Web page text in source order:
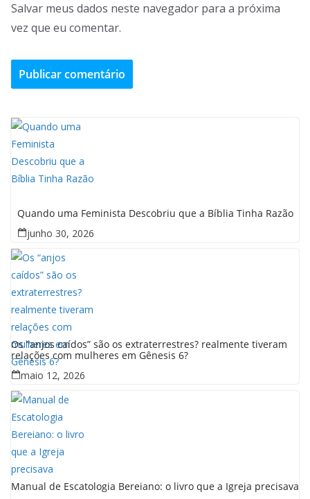
Salvar meus dados neste navegador para a próxima
vez que eu comentar.
Quando uma Feminista Descobriu que a Bíblia Tinha Razão
junho 30, 2026
Os “anjos caídos” são os extraterrestres? realmente tiveram
relações com mulheres em Gênesis 6?
maio 12, 2026
Manual de Escatologia Bereiano: o livro que a Igreja precisava